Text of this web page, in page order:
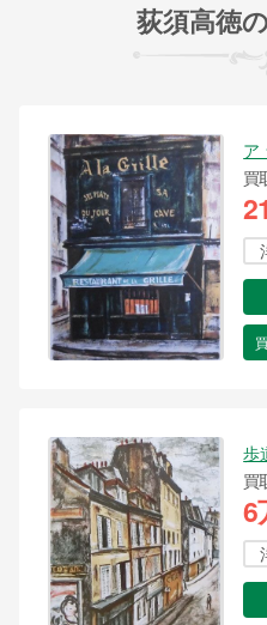
荻須高徳
ア
買
歩
買
6